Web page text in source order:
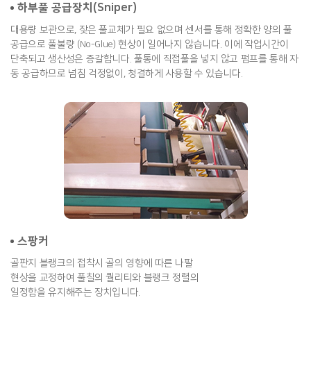
하부풀 공급장치(Sniper)
대용량 보관으로, 잦은 풀교체가 필요 없으며 센서를 통해 정확한 양의 풀
공급으로 풀불량 (No-Glue) 현상이 일어나지 않습니다. 이에 작업시간이
단축되고 생산성은 증갈합니다. 풀통에 직접풀을 넣지 않고 펌프를 통해 자
동 공급하므로 넘침 걱정없이, 청결하게 사용할 수 있습니다.
스팡커
골판지 블랭크의 접착시 골의 영향에 따른 나팔
현상을 교정하여 풀칠의 퀄리티와 블랭크 정렬의
일정함을 유지해주는 장치입니다.